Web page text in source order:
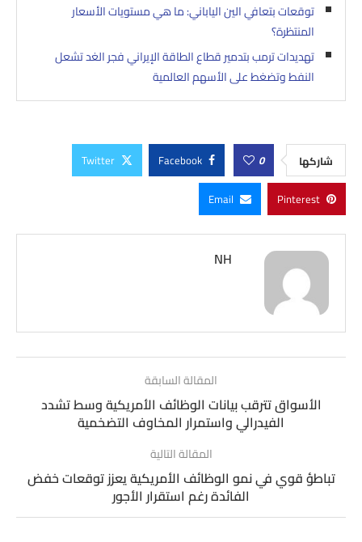
توقعات بتعافي الين الياباني: ما هي مستويات الأسعار
المنتظرة؟
تهديدات ترمب بتدمير قطاع الطاقة الإيراني فجر الغد تشعل
النفط وتضغط على الأسهم العالمية
شاركها 0
Facebook
Twitter
Pinterest
Email
NH
المقالة السابقة
الأسواق تترقب بيانات الوظائف الأمريكية وسط تشدد
الفيدرالي واستمرار المخاوف التضخمية
المقالة التالية
تباطؤ قوي في نمو الوظائف الأمريكية يعزز توقعات خفض
الفائدة رغم استقرار الأجور